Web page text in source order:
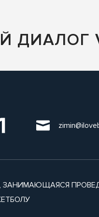
ДИАЛОГ
ЗАНИМАЮЩАЯСЯ